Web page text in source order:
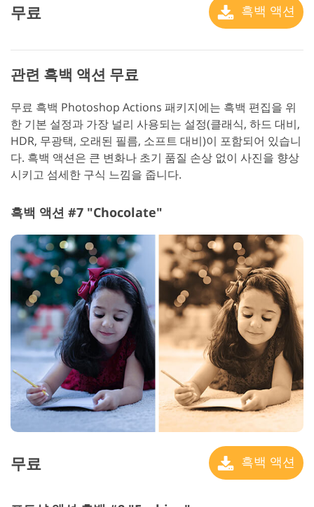
무료 흑백 액션
관련 흑백 액션 무료
무료 흑백 Photoshop Actions 패키지에는 흑백 편집을 위
한 기본 설정과 가장 널리 사용되는 설정(클래식, 하드 대비,
HDR, 무광택, 오래된 필름, 소프트 대비)이 포함되어 있습니
다. 흑백 액션은 큰 변화나 초기 품질 손상 없이 사진을 향상
시키고 섬세한 구식 느낌을 줍니다.
흑백 액션 #7 "Chocolate"
무료 흑백 액션